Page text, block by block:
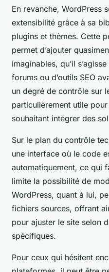
En revanche, WordPress
extensibilité grâce à sa
plugins et thèmes. Cette
permet d’ajouter
imaginables, qu’il
forums ou d’outils SEO
un degré de contrôle sur
particulièrement utile
souhaitant intégrer des
Sur le plan du contrôle
une interface où le code
automatiquement, ce qui
limite la possibilité de
WordPress, quant à lui,
fichiers sources, offrant
pour ajuster le site selon
spécifiques.
Pour ceux qui hésitent